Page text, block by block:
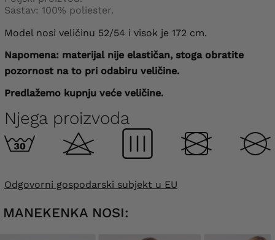
Sastav: 100% poliester.
Model nosi veličinu 52/54 i visok je 172 cm.
Napomena: materijal nije elastičan, stoga obratite
pozornost na to pri odabiru veličine.
Predlažemo kupnju veće veličine.
Njega proizvoda
Odgovorni gospodarski subjekt u EU
MANEKENKA NOSI: